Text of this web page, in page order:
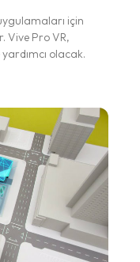
için
Vive Pro VR,
olacak.